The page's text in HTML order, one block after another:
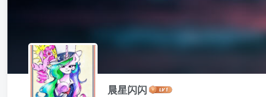
晨星闪闪